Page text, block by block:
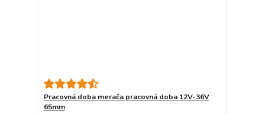
Pracovná doba merača pracovná doba 12V-36V
65mm